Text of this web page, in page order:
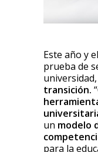
Este año y
prueba de
transición.
un modelo
para la